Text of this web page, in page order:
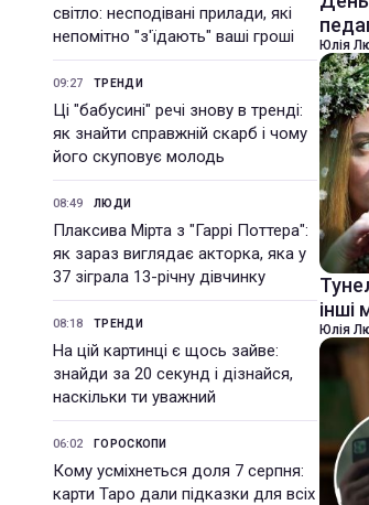
світло: несподівані прилади, які
непомітно "з'їдають" ваші гроші
09:27 ТРЕНДИ
Ці "бабусині" речі знову в тренді:
як знайти справжній скарб і чому
його скуповує молодь
08:49 ЛЮДИ
Плаксива Мірта з "Гаррі Поттера":
як зараз виглядає акторка, яка у
37 зіграла 13-річну дівчинку
08:18 ТРЕНДИ
На цій картинці є щось зайве:
знайди за 20 секунд і дізнайся,
наскільки ти уважний
06:02 ГОРОСКОПИ
Кому усміхнеться доля 7 серпня:
карти Таро дали підказки для всіх
Юлія
інші
Юлія